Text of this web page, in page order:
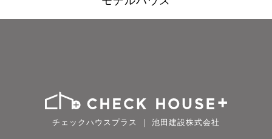
チェックハウスプラス ｜ 池田建設株式会社